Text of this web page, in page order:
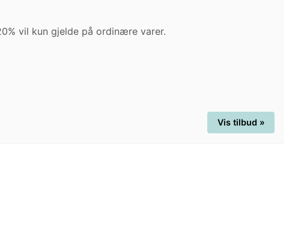
vil kun gjelde på ordinære varer.
Vis tilbud »